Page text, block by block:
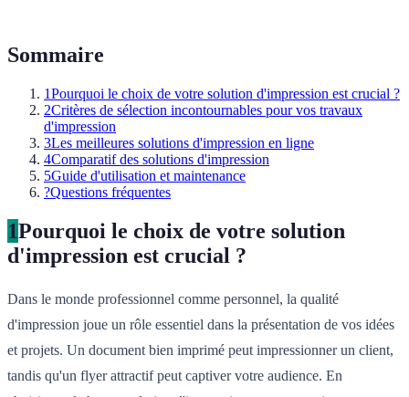
Sommaire
1Pourquoi le choix de votre solution d'impression est crucial ?
2Critères de sélection incontournables pour vos travaux
d'impression
3Les meilleures solutions d'impression en ligne
4Comparatif des solutions d'impression
5Guide d'utilisation et maintenance
?Questions fréquentes
1Pourquoi le choix de votre solution
d'impression est crucial ?
Dans le monde professionnel comme personnel, la qualité
d'impression joue un rôle essentiel dans la présentation de vos idées
et projets. Un document bien imprimé peut impressionner un client,
tandis qu'un flyer attractif peut captiver votre audience. En